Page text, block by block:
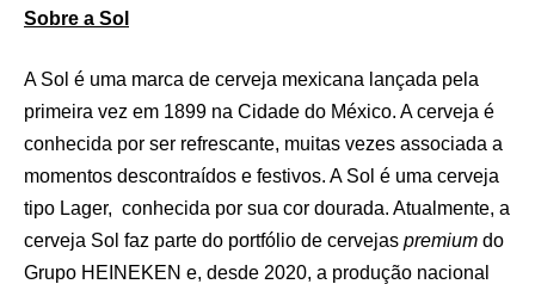
Sobre a Sol
A Sol é uma marca de cerveja mexicana lançada pela
primeira vez em 1899 na Cidade do México. A cerveja é
conhecida por ser refrescante, muitas vezes associada a
momentos descontraídos e festivos. A Sol é uma cerveja
tipo Lager, conhecida por sua cor dourada. Atualmente, a
cerveja Sol faz parte do portfólio de cervejas premium do
Grupo HEINEKEN e, desde 2020, a produção nacional